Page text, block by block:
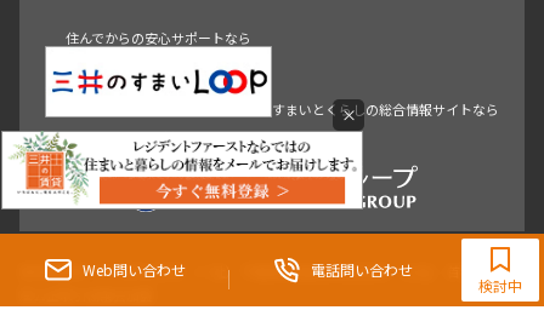
Web問い合わせ 電話問い合わせ
0120-321-364
9:30~18:00（水曜定休）
検討中
住んでからの安心サポートなら
すまいとくらしの総合情報サイトなら
東京都知事（3）第96482号 （一社） 不動産流通経営協会会員 （公社） 首都圏不動
×